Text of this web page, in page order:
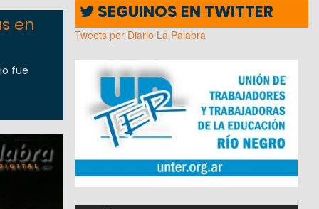
en
fue
SEGUINOS EN TWITTER
Tweets por Diario La Palabra